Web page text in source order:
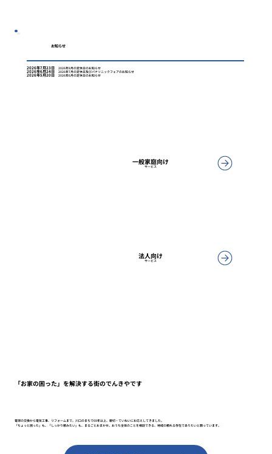
お知らせ
2026年7月23日 2026年8月の定休日のお知らせ
2026年6月24日 2026年7月の定休日及びパナソニックフェアのお知らせ
2026年5月20日 2026年6月の定休日のお知らせ
一般家庭向け
サービス
法人向け
サービス
「お家の困った」を解決する街のでんきやです
電球の交換から電気工事、リフォームまで。川口のまちで69年以上、親切・ていねいにお応えしてきました。
「ちょっと困った」も、「しっかり頼みたい」も、まるごとおまかせ。おうち全体のことを相談できる、地域の頼れる存在でありたいと願っています。